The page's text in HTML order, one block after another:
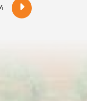
https://shorturl.a